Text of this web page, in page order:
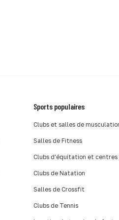
Sports populaires
Clubs et salles de
Salles de Fitness
Clubs d'équitation et centres
Clubs de Natation
Salles de Crossfit
Clubs de Tennis